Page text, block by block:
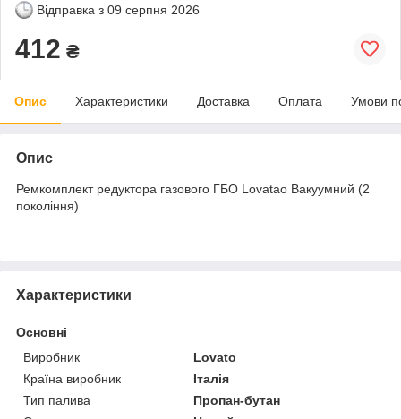
Відправка з 09 серпня 2026
412 ₴
Опис Характеристики Доставка Оплата Умови
Опис
Ремкомплект редуктора газового ГБО Lovatao Вакуумний (2
покоління)
Характеристики
Основні
Виробник
Lovato
Країна виробник
Італія
Тип палива
Пропан-бутан